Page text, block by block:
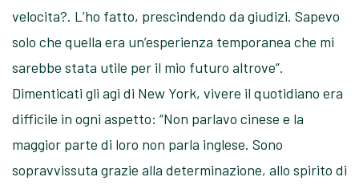
velocita?. L’ho fatto, prescindendo da giudizi. Sapevo
solo che quella era un’esperienza temporanea che mi
sarebbe stata utile per il mio futuro altrove”.
Dimenticati gli agi di New York, vivere il quotidiano era
difficile in ogni aspetto: “Non parlavo cinese e la
maggior parte di loro non parla inglese. Sono
sopravvissuta grazie alla determinazione, allo spirito di